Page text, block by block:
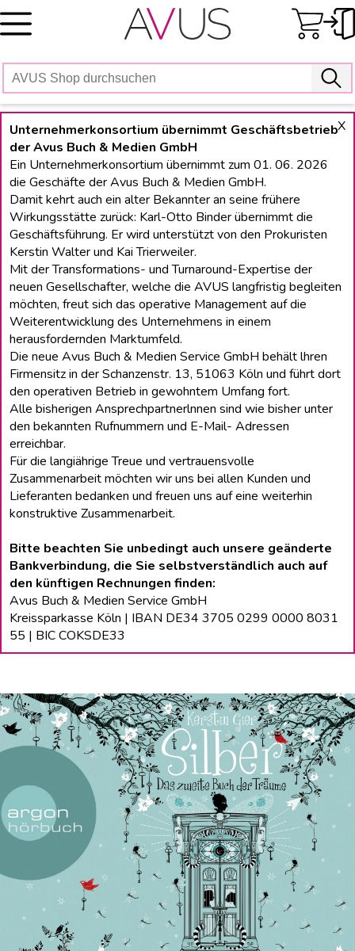
Skip
to
X
Unternehmerkonsortium übernimmt Geschäftsbetrieb
der Avus Buch & Medien GmbH
Ein Unternehmerkonsortium übernimmt zum 01. 06. 2026
die Geschäfte der Avus Buch & Medien GmbH.
Damit kehrt auch ein alter Bekannter an seine frühere
Wirkungsstätte zurück: Karl-Otto Binder übernimmt die
Geschäftsführung. Er wird unterstützt von den Prokuristen
Kerstin Walter und Kai Trierweiler.
Mit der Transformations- und Turnaround-Expertise der
neuen Gesellschafter, welche die AVUS langfristig begleiten
möchten, freut sich das operative Management auf die
Weiterentwicklung des Unternehmens in einem
herausfordernden Marktumfeld.
Die neue Avus Buch & Medien Service GmbH behält lhren
Firmensitz in der Schanzenstr. 13, 51063 Köln und führt dort
den operativen Betrieb in gewohntem Umfang fort.
Alle bisherigen Ansprechpartnerlnnen sind wie bisher unter
den bekannten Rufnummern und E-Mail- Adressen
erreichbar.
Für die langiährige Treue und vertrauensvolle
Zusammenarbeit möchten wir uns bei allen Kunden und
Lieferanten bedanken und freuen uns auf eine weiterhin
konstruktive Zusammenarbeit.
Bitte beachten Sie unbedingt auch unsere geänderte
Bankverbindung, die Sie selbstverständlich auch auf
den künftigen Rechnungen finden:
Avus Buch & Medien Service GmbH
Kreissparkasse Köln | IBAN DE34 3705 0299 0000 8031
55 | BIC COKSDE33